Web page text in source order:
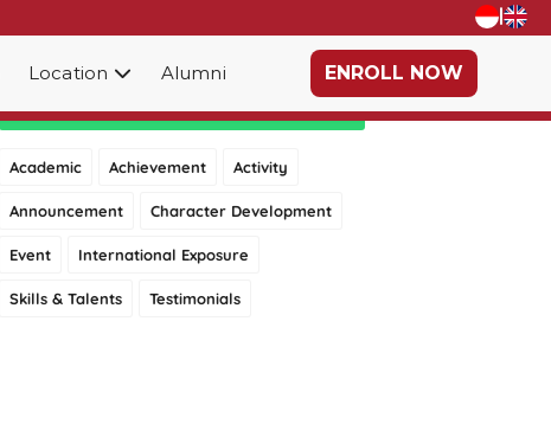
|
Location Alumni ENROLL NOW
Category
Academic Achievement Activity
Announcement Character Development
Event International Exposure
Skills & Talents Testimonials